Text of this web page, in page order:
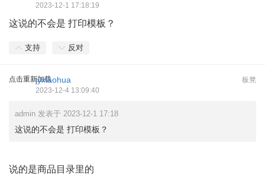
2023-12-1 17:18:19
这说的不会是 打印模板？
支持 反对
点击重新加载 板凳
jyxiaohua
2023-12-4 13:09:40
admin 发表于 2023-12-1 17:18
这说的不会是 打印模板？
说的是商品目录里的